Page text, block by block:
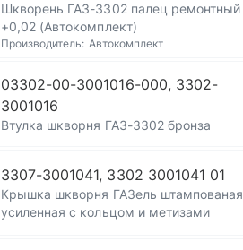
Шкворень ГАЗ-3302 палец ремонтный
+0,02 (Автокомплект)
Производитель: Автокомплект
03302-00-3001016-000, 3302-
3001016
Втулка шкворня ГАЗ-3302 бронза
3307-3001041, 3302 3001041 01
Крышка шкворня ГАЗель штампованая
усиленная с кольцом и метизами